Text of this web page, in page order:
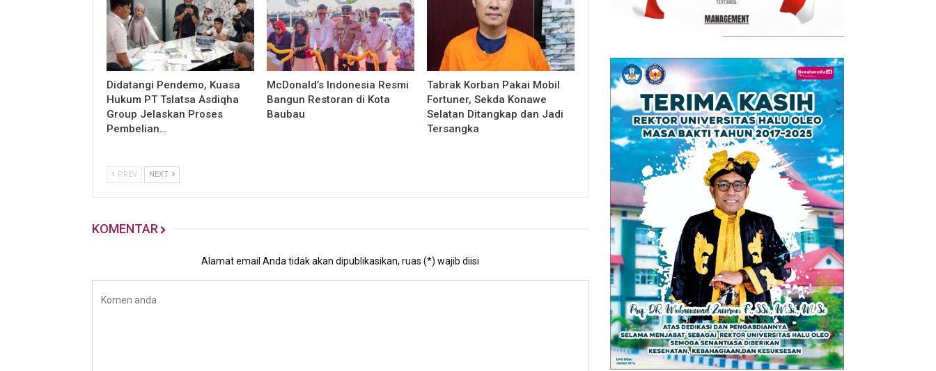
Didatangi Pendemo, Kuasa
Hukum PT Tslatsa Asdiqha
Group Jelaskan Proses
Pembelian…
McDonald’s Indonesia Resmi
Bangun Restoran di Kota
Baubau
Tabrak Korban Pakai Mobil
Fortuner, Sekda Konawe
Selatan Ditangkap dan Jadi
Tersangka
PREV NEXT
KOMENTAR
Alamat email Anda tidak akan dipublikasikan, ruas (*) wajib diisi